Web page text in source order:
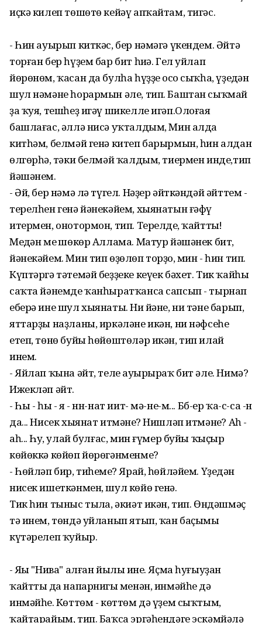
иҫкә килеп төшөтө кейәү апҡайтам, тигәс.
- Һин ауырып киткәс, бер нәмәгә үкендем. Әйтә
торған бер һүҙем бар бит һиңә. Гел уйлап
йөрөнөм, ҡасан да булһа һүҙҙең осо сыҡһа, үҙеңдән
шул нәмәне һорармын әле, тип. Баштан сыҡмай
ҙа ҡуя, тешһеҙ игәү шикелле игәп.Олоғая
башлағас, әллә нисә уҡталдым, Мин алда
китһәм, белмәй генә китеп барырмын, һин алдан
өлгөрһәң, тәки белмәй ҡалдым, тиермен инде,тип
йәшәнем.
- Әй, бер нәмә лә түгел. Нәҙер әйткәндәй әйттем -
терелһен генә йәнекәйем, хыянатын ғәфү
итермен, онотормон, тип. Терелдең, ҡайттың!
Меңдән мең шөкөр Аллама. Матур йәшәнек бит,
йәнекәйем. Мин тип өҙөлөп торҙоң, мин - һин тип.
Күптәргә тәтемәй беҙҙеке кеүек бәхет. Тик ҡайһы
саҡта йәнемде ҡанһыратҡанса сапсып - тырнап
еберә ине шул хыянатың. Ни йәне, ни тәне барып,
яттарҙы наҙланы, иркәләне икән, ни нәфсеһе
етеп, төнө буйы һөйөштөләр икән, тип илай
инем.
- Яйлап ҡына әйт, телең ауырыраҡ бит әле. Нимә?
Ижекләп әйт.
- Һы - һы - я - нн-нат иит- мә-не-м... Бб-ер ҡа-с-са -н
да... Нисек хыянат итмәнең? Нишләп итмәнең? Аһ -
аһ... Һуң, улай булғас, мин ғүмер буйы ҡыҫыр
көйөккә көйөп йөрөгәнменме?
- Һөйләп бир, тиһеңме? Ярай, һөйләйем. Үҙеңдән
нисек ишеткәнмен, шул көйө генә.
Тик һин тыныс тыңла, әкиәт икән, тип. Өндәшмәҫ
тә инем, төндә уйланып ятып, ҡан баҫымың
күтәрелеп ҡуйыр.
- Яңы "Нива" алған йылың ине. Яҫма һуғыуҙан
ҡайттың да напарнигың менән, инмәйһең дә
инмәйһең. Көттөм - көттөм дә үҙем сыҡтым,
ҡайтарайым, тип. Баҡса эргәһендәге эскәмйәлә